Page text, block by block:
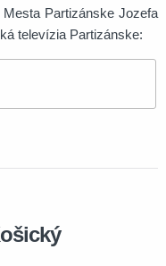
Partizánske Jozefa
televízia Partizánske: